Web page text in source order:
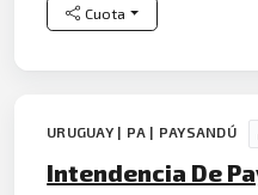
Cuota
URUGUAY | PA | PAYSANDÚ
Intendencia De